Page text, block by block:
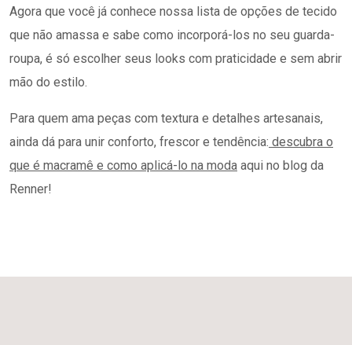
Agora que você já conhece nossa lista de opções de tecido
que não amassa e sabe como incorporá-los no seu guarda-
roupa, é só escolher seus looks com praticidade e sem abrir
mão do estilo.
Para quem ama peças com textura e detalhes artesanais,
ainda dá para unir conforto, frescor e tendência: descubra o
que é macramê e como aplicá-lo na moda aqui no blog da
Renner!